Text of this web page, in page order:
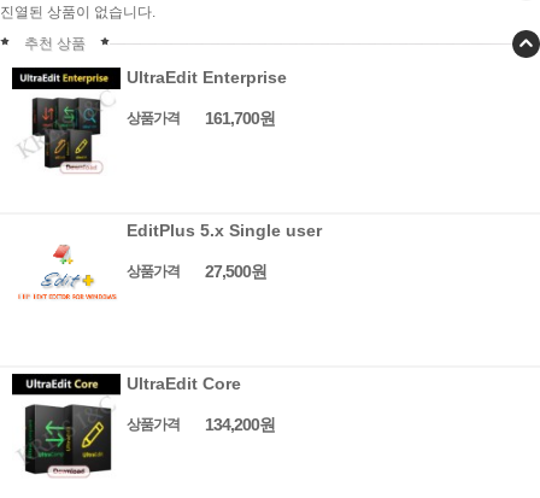
진열된 상품이 없습니다.
추천 상품
UltraEdit Enterprise
상품가격 161,700원
EditPlus 5.x Single user
상품가격 27,500원
UltraEdit Core
상품가격 134,200원